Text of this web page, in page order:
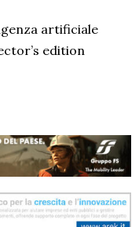
artificiale
edition